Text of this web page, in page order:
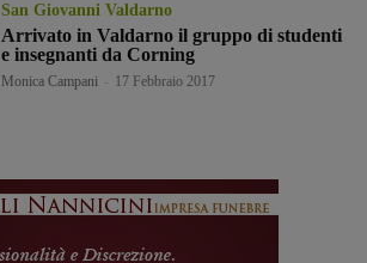
San Giovanni Valdarno
Arrivato in Valdarno il gruppo di studenti
e insegnanti da Corning
Monica Campani 17 Febbraio 2017